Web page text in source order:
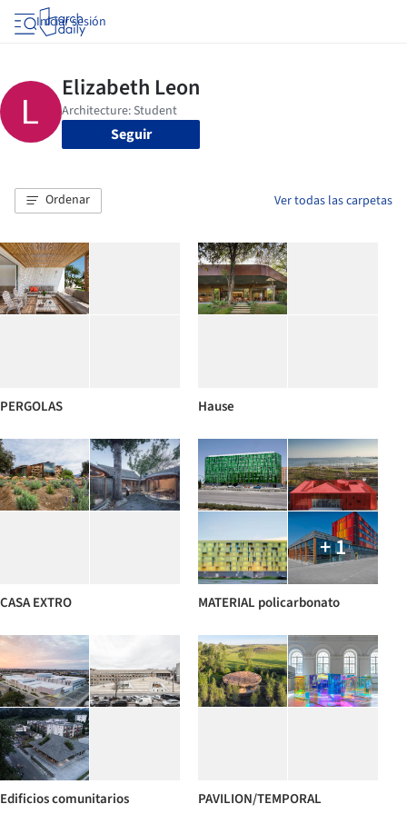
Iniciar sesión
Seguir
Ordenar Ver todas las carpetas
PERGOLAS Hause
CASA EXTRO
+ 1
MATERIAL policarbonato
Edificios comunitarios PAVILION/TEMPORAL